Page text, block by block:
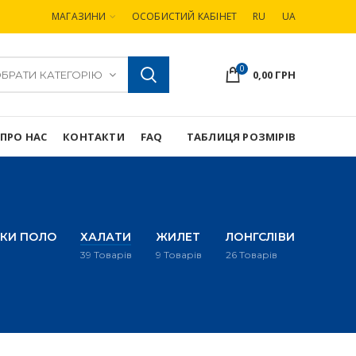
МАГАЗИНИ ОСОБИСТИЙ КАБІНЕТ RU UA
КАТЕГОРІЮ 0 0,00 ГРН
ПРО НАС КОНТАКТИ FAQ ТАБЛИЦЯ РОЗМІРІВ
ПОЛО ХАЛАТИ
39 Товарів
ЖИЛЕТ
9 Товарів
ЛОНГСЛІВИ
26 Товарів